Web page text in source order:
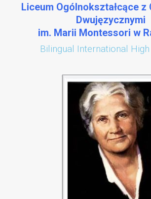
Liceum Ogólnokształcące z
Dwujęzycznymi
im. Marii Montessori w
Bilingual International